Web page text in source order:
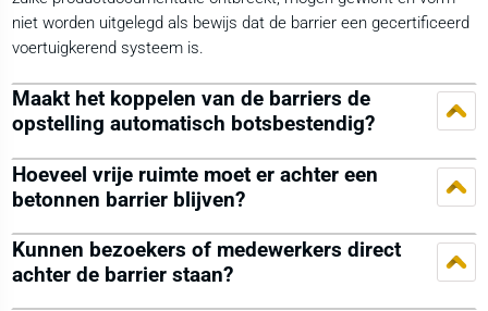
niet worden uitgelegd als bewijs dat de barrier een gecertificeerd
voertuigkerend systeem is.
Maakt het koppelen van de barriers de
opstelling automatisch botsbestendig?
Hoeveel vrije ruimte moet er achter een
betonnen barrier blijven?
Kunnen bezoekers of medewerkers direct
achter de barrier staan?